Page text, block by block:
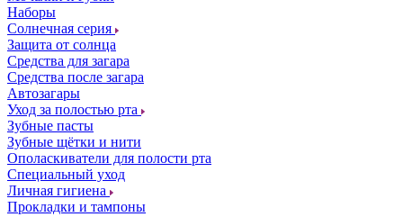
Наборы
Солнечная серия
Защита от солнца
Средства для загара
Средства после загара
Автозагары
Уход за полостью рта
Зубные пасты
Зубные щётки и нити
Ополаскиватели для полости рта
Специальный уход
Личная гигиена
Прокладки и тампоны